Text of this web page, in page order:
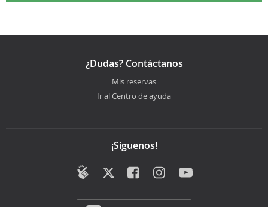
¿Dudas? Contáctanos
Mis reservas
Ir al Centro de ayuda
¡Síguenos!